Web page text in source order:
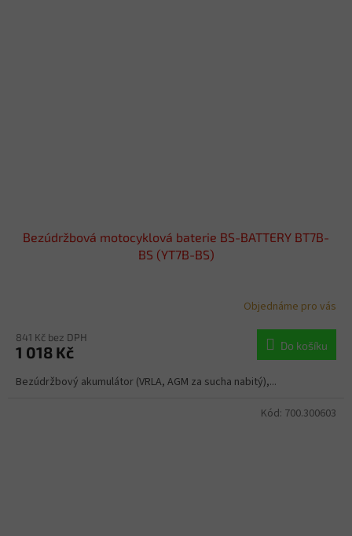
Bezúdržbová motocyklová baterie BS-BATTERY BT7B-
BS (YT7B-BS)
Objednáme pro vás
841 Kč bez DPH
1 018 Kč Do košíku
Bezúdržbový akumulátor (VRLA, AGM za sucha nabitý),...
Kód: 700.300603